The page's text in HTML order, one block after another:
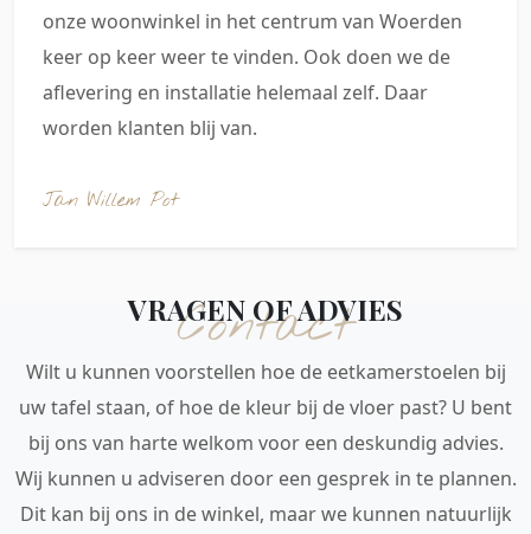
onze woonwinkel in het centrum van Woerden
keer op keer weer te vinden. Ook doen we de
aflevering en installatie helemaal zelf. Daar
worden klanten blij van.
Jan Willem Pot
Contact
VRAGEN OF ADVIES
Wilt u kunnen voorstellen hoe de eetkamerstoelen bij
uw tafel staan, of hoe de kleur bij de vloer past? U bent
bij ons van harte welkom voor een deskundig advies.
Wij kunnen u adviseren door een gesprek in te plannen.
Dit kan bij ons in de winkel, maar we kunnen natuurlijk